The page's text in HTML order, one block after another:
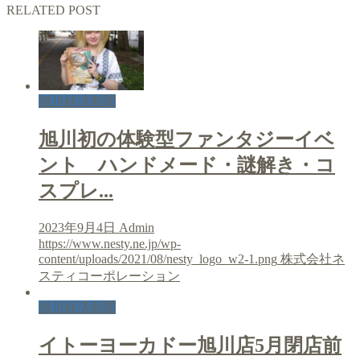
RELATED POST
旭川経済新聞
旭川初の体験型ファンタジーイベ
ント ハンドメード・謎解き・コ
スプレ...
2023年9月4日 Admin
https://www.nesty.ne.jp/wp-
content/uploads/2021/08/nesty_logo_w2-1.png 株式会社ネ
スティコーポレーション
旭川経済新聞
イトーヨーカドー旭川店5月閉店前